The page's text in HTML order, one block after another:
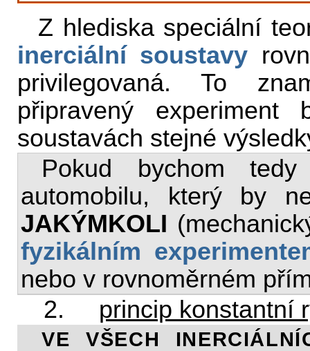
Z hlediska speciální
inerciální soustavy
privilegovaná. To
připravený
soustavách stejné
Pokud bychom
automobilu, který by
JAKÝMKOLI
fyzikálním
nebo v rovnoměrném
2. princip konstantní
VE VŠECH